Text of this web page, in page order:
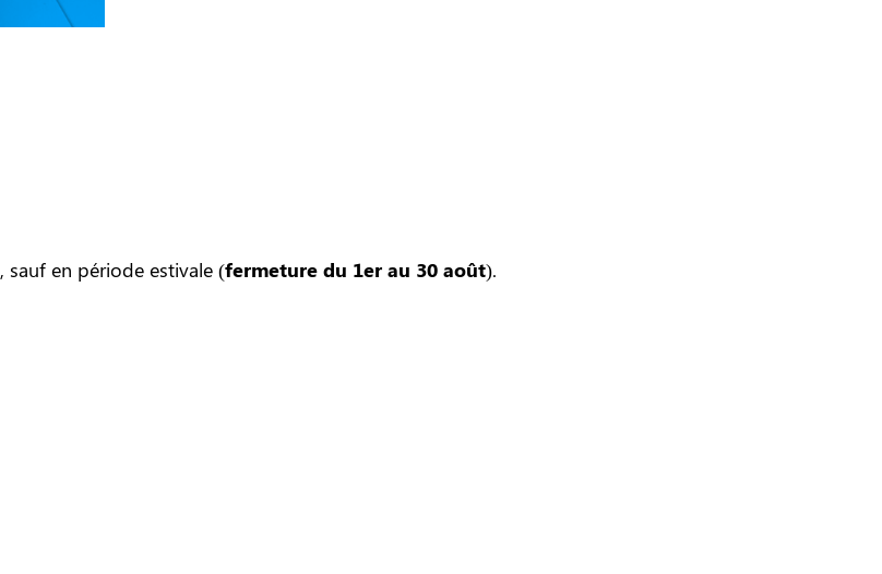
, sauf en période estivale (fermeture du 1er au 30 août).